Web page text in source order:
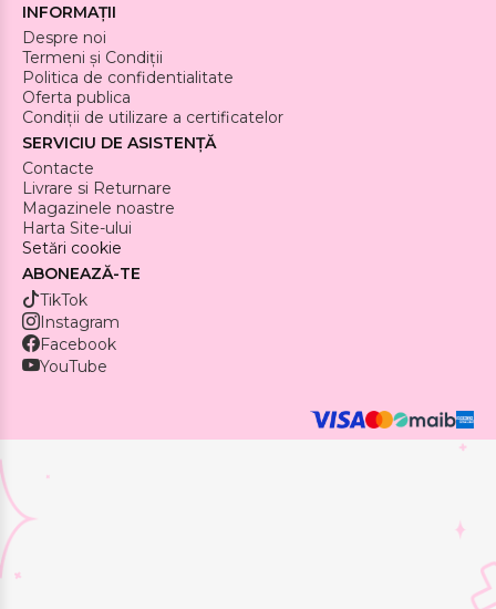
INFORMAȚII
Despre noi
Termeni și Condiții
Politica de confidentialitate
Oferta publica
Condiții de utilizare a certificatelor
SERVICIU DE ASISTENȚĂ
Contacte
Livrare si Returnare
Magazinele noastre
Harta Site-ului
Setări cookie
ABONEAZĂ-TE
TikTok
Instagram
Facebook
YouTube